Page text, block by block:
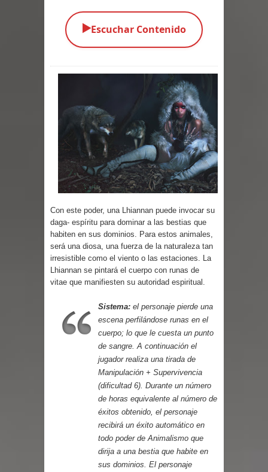
Parte 04: Se Descubre el Pastel
Parte 02: Los Muertos Gobiernan a
los Vivos
Parte 01: Escondido a Plena Luz
Parte 02: El Enemigo de mi Enemigo
Parte 05: Los Horrores del Infierno
Parte 04: Oídos Sordos
▶️Escuchar Contenido
Con este poder, una Lhiannan puede invocar su
daga- espíritu para dominar a las bestias que
habiten en sus dominios. Para estos animales,
será una diosa, una fuerza de la naturaleza tan
irresistible como el viento o las estaciones. La
Lhiannan se pintará el cuerpo con runas de
vitae que manifiesten su autoridad espiritual.
Sistema: el personaje pierde una
escena perfilándose runas en el
cuerpo; lo que le cuesta un punto
de sangre. A continuación el
jugador realiza una tirada de
Manipulación + Supervivencia
(dificultad 6). Durante un número
de horas equivalente al número de
éxitos obtenido, el personaje
recibirá un éxito automático en
todo poder de Animalismo que
dirija a una bestia que habite en
sus dominios. El personaje